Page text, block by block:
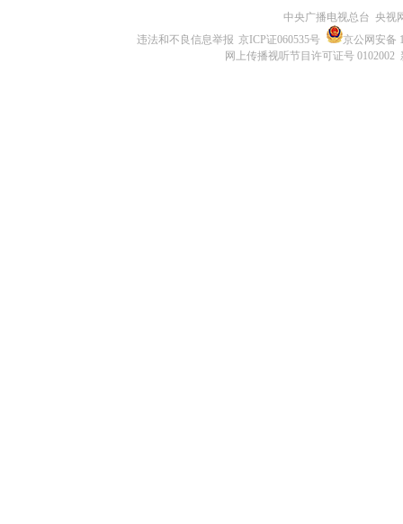
中央广播电视总台 央视
违法和不良信息举报 京ICP证060535号
京公网安备
网上传播视听节目许可证号 0102002